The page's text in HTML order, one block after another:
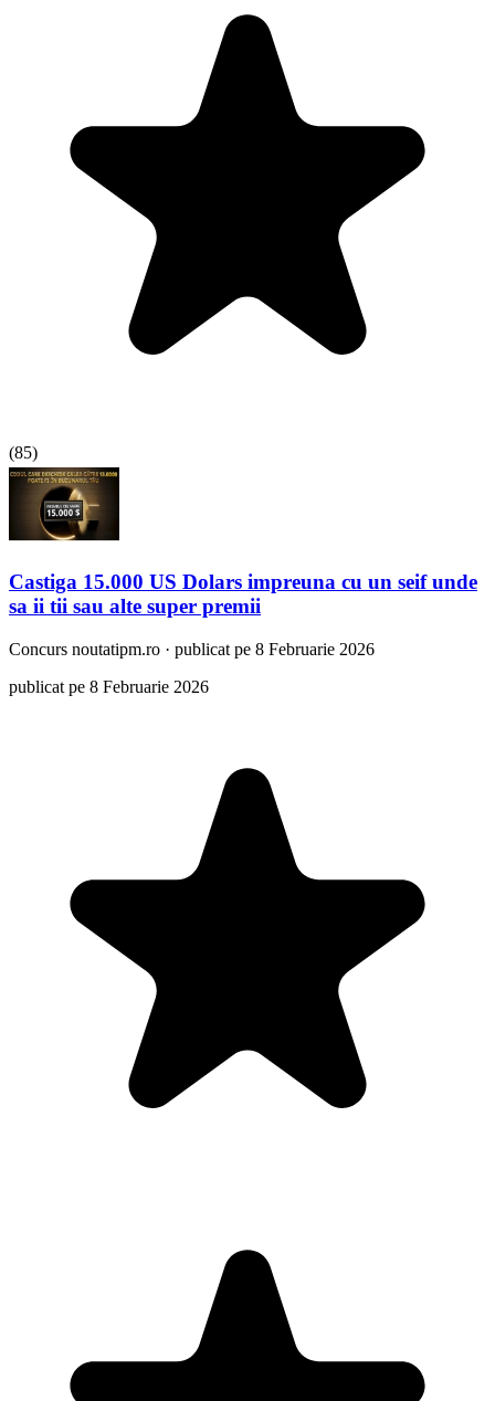
(85)
Castiga 15.000 US Dolars impreuna cu un seif unde
sa ii tii sau alte super premii
Concurs noutatipm.ro · publicat pe 8 Februarie 2026
publicat pe 8 Februarie 2026